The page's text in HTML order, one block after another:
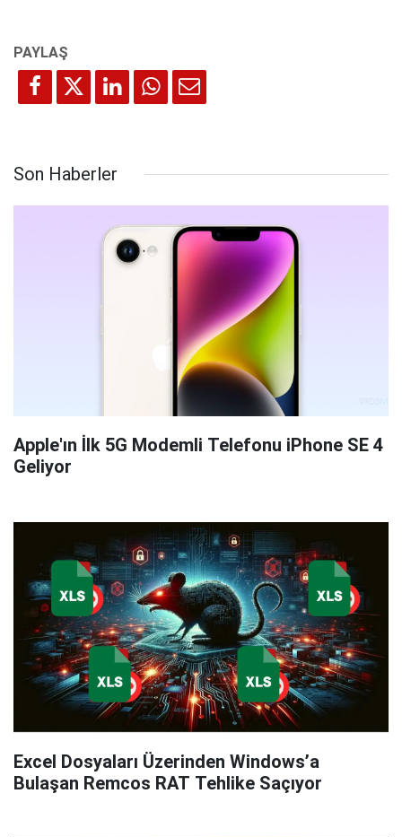
Son Haberler
Apple'ın İlk 5G Modemli Telefonu iPhone SE 4
Geliyor
Excel Dosyaları Üzerinden Windows’a
Bulaşan Remcos RAT Tehlike Saçıyor